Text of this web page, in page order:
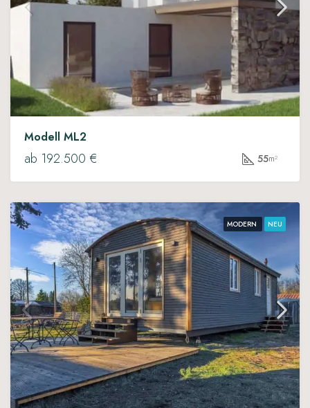
Modell ML2
ab 192.500 € 55m²
MODERN NEU